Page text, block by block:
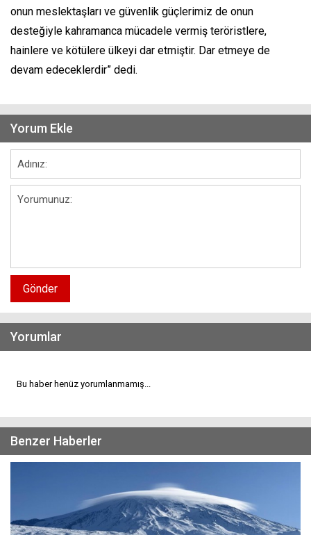
onun meslektaşları ve güvenlik güçlerimiz de onun
desteğiyle kahramanca mücadele vermiş teröristlere,
hainlere ve kötülere ülkeyi dar etmiştir. Dar etmeye de
devam edeceklerdir” dedi.
Yorum Ekle
Gönder
Yorumlar
Bu haber henüz yorumlanmamış...
Benzer Haberler